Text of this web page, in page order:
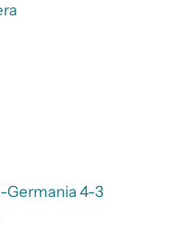
Germania 4-3